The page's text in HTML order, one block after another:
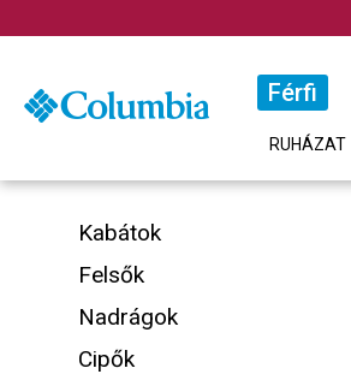
Férfi
RUHÁZAT
Kabátok
Felsők
Nadrágok
Cipők